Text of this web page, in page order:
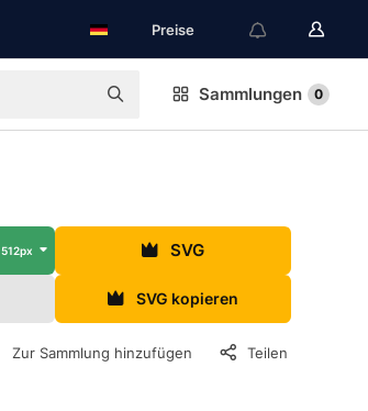
Preise
Sammlungen 0
512px SVG
SVG kopieren
Zur Sammlung hinzufügen Teilen